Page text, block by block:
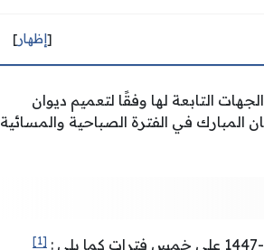
[إظهار]
التابعة لها وفقًا لتعميم ديوان
خلال شهر رمضان المبارك في الفترة الصباحية والمسائية
[1]